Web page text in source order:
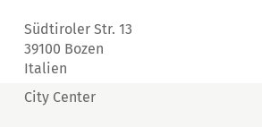
Südtiroler Str. 13
39100 Bozen
Italien
City Center